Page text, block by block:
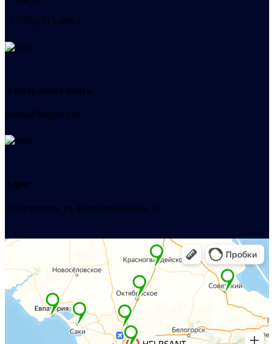
+7 (978) 515-999-7
Электронная почта
admin@helpsant.ru
Адрес
Севастополь, ул. Индустриальная, 26